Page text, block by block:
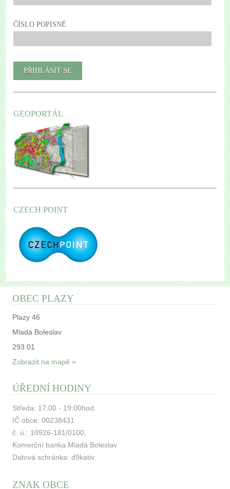
ČÍSLO POPISNÉ
GEOPORTÁL
CZECH POINT
OBEC PLAZY
Plazy 46
Mladá Boleslav
293 01
Zobrazit na mapě »
ÚŘEDNÍ HODINY
Středa: 17:00 - 19:00hod.
IČ obce: 00238431
č. ú.: 10926-181/0100,
Komerční banka Mladá Boleslav
Datová schránka: d9kativ
ZNAK OBCE